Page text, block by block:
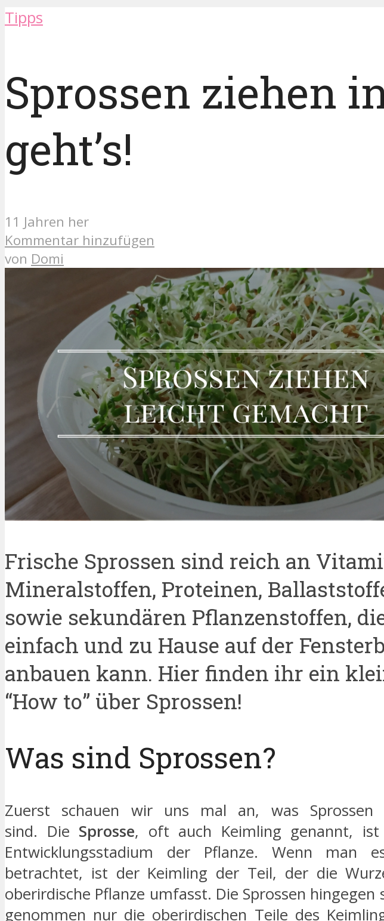
Tipps
Sprossen ziehen
geht’s!
11 Jahren her
Kommentar hinzufügen
von Domi
Frische Sprossen sind reich an
Mineralstoffen, Proteinen,
sowie sekundären Pflanzenstoffen,
einfach und zu Hause auf der
anbauen kann. Hier finden ihr ein
“How to” über Sprossen!
Was sind Sprossen?
Zuerst schauen wir uns mal an, was Sprossen
sind. Die Sprosse, oft auch Keimling genannt,
Entwicklungsstadium der Pflanze. Wenn man
betrachtet, ist der Keimling der Teil, der die
oberirdische Pflanze umfasst. Die Sprossen hingegen
genommen nur die oberirdischen Teile des